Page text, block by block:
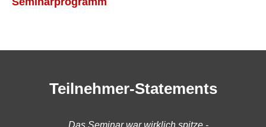
Teilnehmer-Statements
Das Seminar war wirklich spitze -